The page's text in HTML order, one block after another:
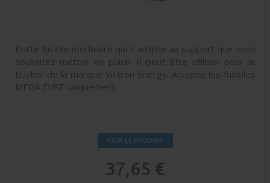
Porte fusible modulaire qui s'adapte au support que vous
souhaitez mettre en place. Il peut être utiliser pour le
Busbar de la marque Victron Energy. Accepte les fusibles
MEGA FUSE uniquement.
VOIR LE PRODUIT
37,65 €